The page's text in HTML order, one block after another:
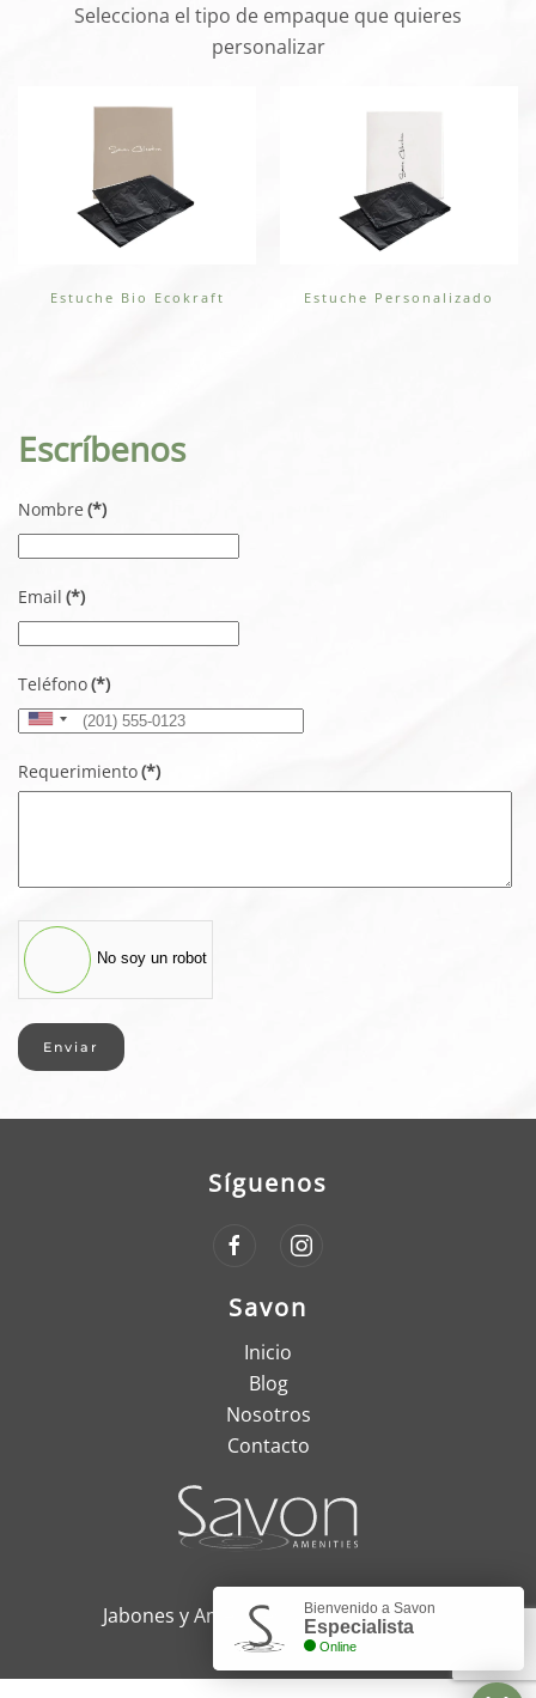
Selecciona el tipo de empaque que quieres
personalizar
Estuche Bio Ecokraft Estuche Personalizado
Escríbenos
Nombre (*)
Email (*)
Teléfono(*)
United
States
+1
Requerimiento(*)
No soy un robot
Enviar
Savon
Inicio
Blog
Nosotros
Contacto
Síguenos
Jabones y Amenities, Quito - Ecuador
Bienvenido a Savon
Especialista
Online